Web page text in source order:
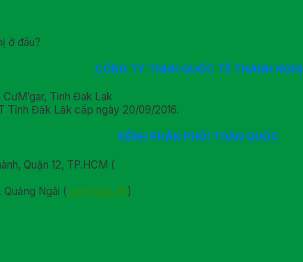
ở đâu?
CÔNG TY TNHH QUỐC TẾ THANH NGHỊ
CưM’gar, Tỉnh Đak Lak
Tỉnh Đăk Lăk cấp ngày 20/09/2016.
KÊNH PHÂN PHỐI TOÀN QUỐC
Quận 12, TP.HCM (
Quảng Ngãi ( xem bản đồ)